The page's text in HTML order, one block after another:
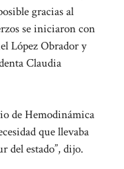
gracias al
se iniciaron con
López Obrador y
Claudia
de Hemodinámica
que llevaba
del estado”, dijo.